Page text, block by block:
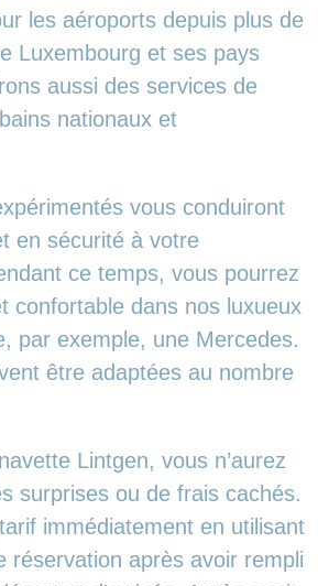
les aéroports depuis plus de
Luxembourg et ses pays
aussi des services de
nationaux et
vous conduiront
en sécurité à votre
ce temps, vous pourrez
confortable dans nos luxueux
par exemple, une Mercedes.
être adaptées au nombre
Lintgen, vous n’aurez
surprises ou de frais cachés.
immédiatement en utilisant
réservation après avoir rempli